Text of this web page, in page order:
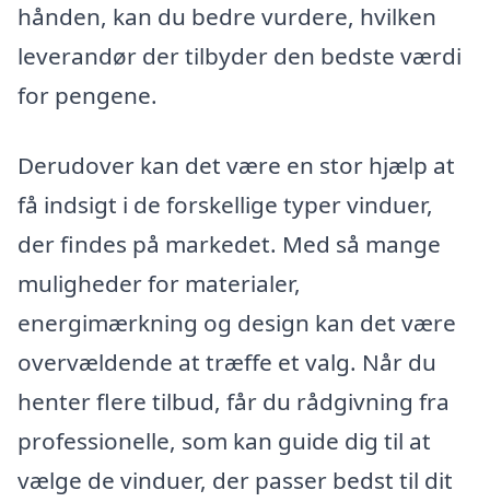
hånden, kan du bedre vurdere, hvilken
leverandør der tilbyder den bedste værdi
for pengene.
Derudover kan det være en stor hjælp at
få indsigt i de forskellige typer vinduer,
der findes på markedet. Med så mange
muligheder for materialer,
energimærkning og design kan det være
overvældende at træffe et valg. Når du
henter flere tilbud, får du rådgivning fra
professionelle, som kan guide dig til at
vælge de vinduer, der passer bedst til dit